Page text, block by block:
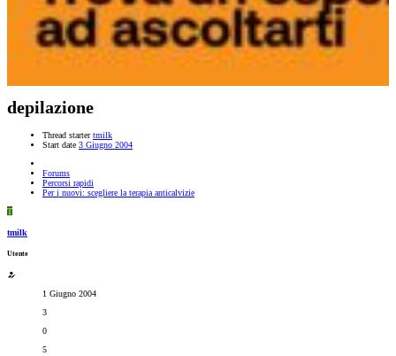
depilazione
Thread starter tmilk
Start date 3 Giugno 2004
Forums
Percorsi rapidi
Per i nuovi: scegliere la terapia anticalvizie
T
tmilk
Utente
1 Giugno 2004
3
0
5